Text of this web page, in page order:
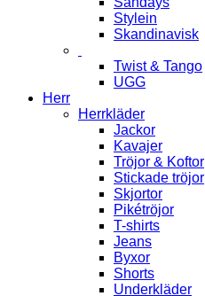
Stylein
Skandinavisk
Twist & Tango
UGG
Herr
Herrkläder
Jackor
Kavajer
Tröjor & Koftor
Stickade tröjor
Skjortor
Pikétröjor
T-shirts
Jeans
Byxor
Shorts
Underkläder